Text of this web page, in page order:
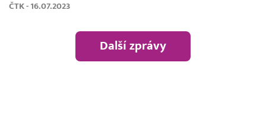
ČTK - 16.07.2023
Další zprávy